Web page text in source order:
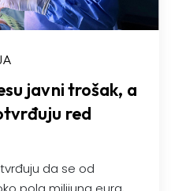
javni trošak, a
red
da se od